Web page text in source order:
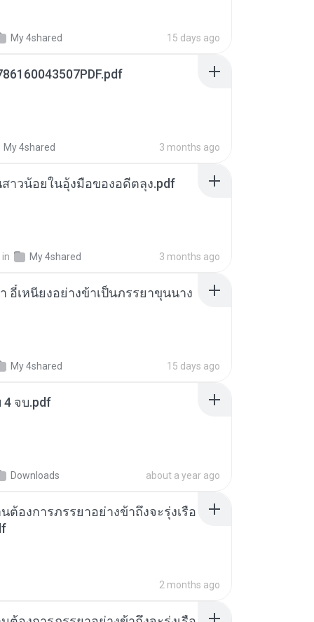
My 4shared 15 days ago
My 4shared 3 months ago
าวน้อยในอุ้งมือของอดีตลุง.pdf
in My 4shared 3 months ago
อี๋เหนียงอย่างข้าเป็นภรรยาขุนนาง
My 4shared 15 days ago
จบ.pdf
Downloads about a year ago
องการภรรยาอย่างข้าถึงจะรุ่งเรือ
2 months ago